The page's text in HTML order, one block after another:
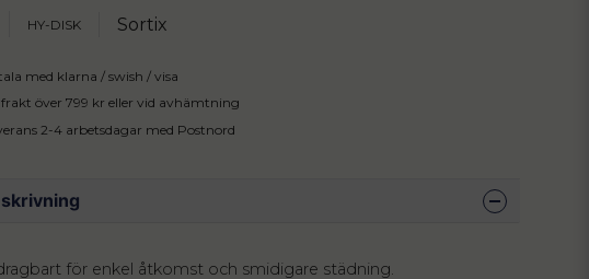
HY-DISK Sortix
med klarna / swish / visa
frakt över 799 kr eller vid avhämtning
2-4 arbetsdagar med Postnord
för enkel åtkomst och smidigare städning.